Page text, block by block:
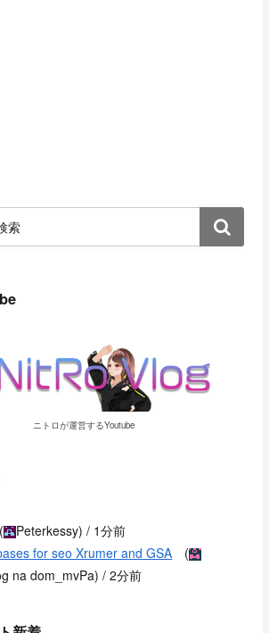
ニトロが運営するYoutube
( Peterkessy) / 1分前
for seo Xrumer and GSA
(
na dom_mvPa) /2分前